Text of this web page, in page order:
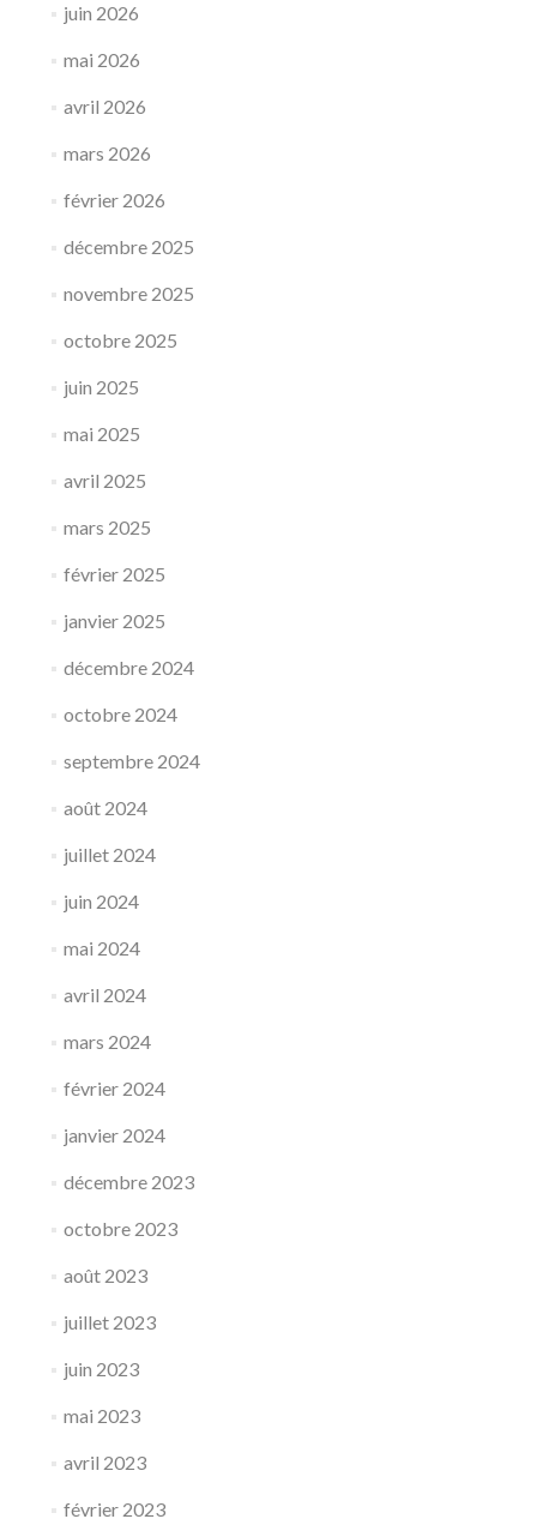
juin 2026
mai 2026
avril 2026
mars 2026
février 2026
décembre 2025
novembre 2025
octobre 2025
juin 2025
mai 2025
avril 2025
mars 2025
février 2025
janvier 2025
décembre 2024
octobre 2024
septembre 2024
août 2024
juillet 2024
juin 2024
mai 2024
avril 2024
mars 2024
février 2024
janvier 2024
décembre 2023
octobre 2023
août 2023
juillet 2023
juin 2023
mai 2023
avril 2023
février 2023